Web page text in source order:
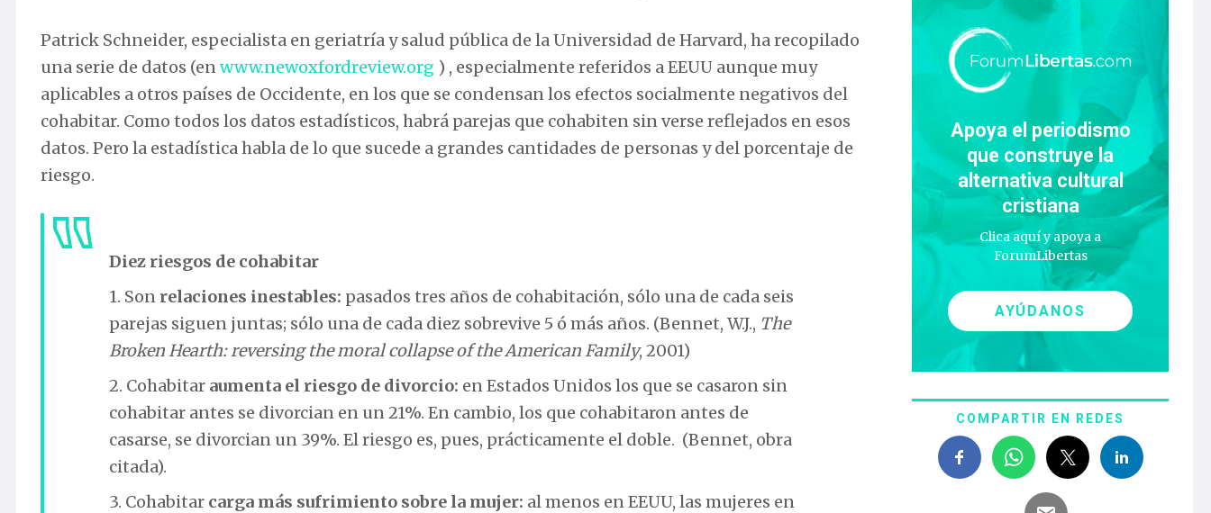
Patrick Schneider, especialista en geriatría y salud pública de la Universidad de Harvard, ha recopilado
una serie de datos (enwww.newoxfordreview.org ) , especialmente referidos a EEUU aunque muy
aplicables a otros países de Occidente, en los que se condensan los efectos socialmente negativos del
cohabitar. Como todos los datos estadísticos, habrá parejas que cohabiten sin verse reflejados en esos
datos. Pero la estadística habla de lo que sucede a grandes cantidades de personas y del porcentaje de
riesgo.
Diez riesgos de cohabitar
1. Son relaciones inestables: pasados tres años de cohabitación, sólo una de cada seis
parejas siguen juntas; sólo una de cada diez sobrevive 5 ó más años. (Bennet, W.J., The
Broken Hearth: reversing the moral collapse of the American Family, 2001)
2. Cohabitar aumenta el riesgo de divorcio: en Estados Unidos los que se casaron sin
cohabitar antes se divorcian en un 21%. En cambio, los que cohabitaron antes de
casarse, se divorcian un 39%. El riesgo es, pues, prácticamente el doble. (Bennet, obra
citada).
3. Cohabitar carga más sufrimiento sobre la mujer: al menos en EEUU, las mujeres en
Apoya el periodismo
que construye la
alternativa cultural
cristiana
Clica aquí y apoya a
ForumLibertas
AYÚDANOS
COMPARTIR EN REDES